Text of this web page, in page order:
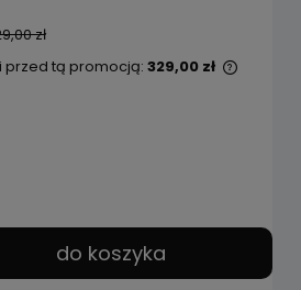
zł
przed tą promocją: 329,00 zł
do koszyka